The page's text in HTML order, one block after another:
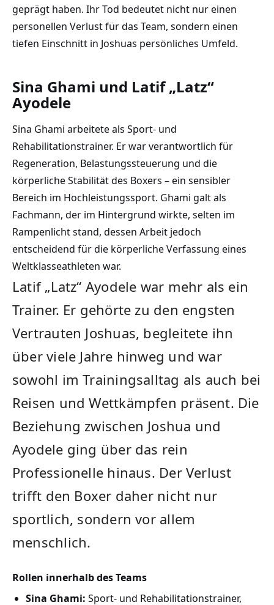
geprägt haben. Ihr Tod bedeutet nicht nur einen
personellen Verlust für das Team, sondern einen
tiefen Einschnitt in Joshuas persönliches Umfeld.
Sina Ghami und Latif „Latz“
Ayodele
Sina Ghami arbeitete als Sport- und
Rehabilitationstrainer. Er war verantwortlich für
Regeneration, Belastungssteuerung und die
körperliche Stabilität des Boxers – ein sensibler
Bereich im Hochleistungssport. Ghami galt als
Fachmann, der im Hintergrund wirkte, selten im
Rampenlicht stand, dessen Arbeit jedoch
entscheidend für die körperliche Verfassung eines
Weltklasseathleten war.
Latif „Latz“ Ayodele war mehr als ein
Trainer. Er gehörte zu den engsten
Vertrauten Joshuas, begleitete ihn
über viele Jahre hinweg und war
sowohl im Trainingsalltag als auch bei
Reisen und Wettkämpfen präsent. Die
Beziehung zwischen Joshua und
Ayodele ging über das rein
Professionelle hinaus. Der Verlust
trifft den Boxer daher nicht nur
sportlich, sondern vor allem
menschlich.
Rollen innerhalb des Teams
Sina Ghami: Sport- und Rehabilitationstrainer,